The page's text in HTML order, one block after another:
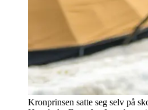
Kronprinsen satte seg selv på